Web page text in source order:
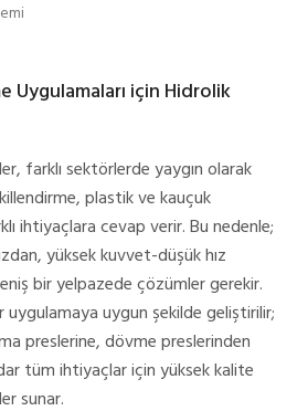
Uygulamaları için Hidrolik
farklı sektörlerde yaygın olarak
plastik ve kauçuk
ihtiyaçlara cevap verir. Bu nedenle;
yüksek kuvvet-düşük hız
bir yelpazede çözümler gerekir.
uygulamaya uygun şekilde geliştirilir;
preslerine, dövme preslerinden
tüm ihtiyaçlar için yüksek kalite
sunar.